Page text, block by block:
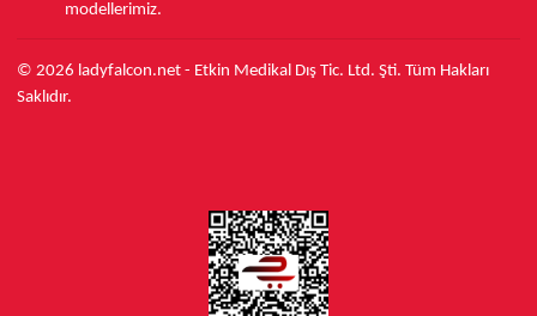
modellerimiz.
© 2026 ladyfalcon.net - Etkin Medikal Dış Tic. Ltd. Şti. Tüm Hakları
Saklıdır.